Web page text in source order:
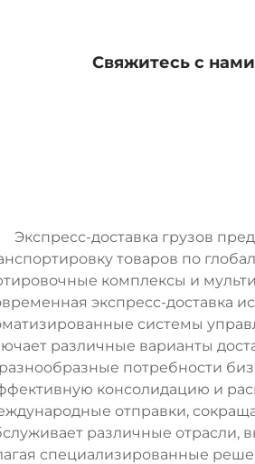
Свяжитесь с нами
Экспресс-доставка грузов
товаров по
комплексы и
экспресс-доставка
системы
различные варианты
разнообразные потребности
консолидацию и
отправки,
различные отрасли,
специализированные